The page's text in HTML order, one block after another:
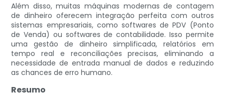
Além disso, muitas máquinas modernas de contagem
de dinheiro oferecem integração perfeita com outros
sistemas empresariais, como softwares de PDV (Ponto
de Venda) ou softwares de contabilidade. Isso permite
uma gestão de dinheiro simplificada, relatórios em
tempo real e reconciliações precisas, eliminando a
necessidade de entrada manual de dados e reduzindo
as chances de erro humano.
Resumo